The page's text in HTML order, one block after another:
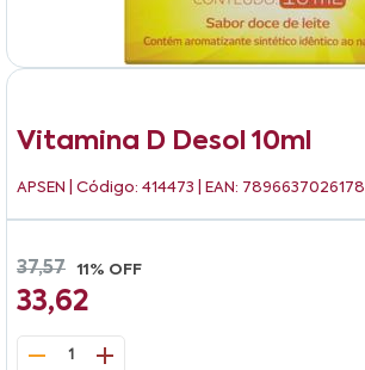
Vitamina D Desol 10ml
APSEN | Código: 414473 | EAN: 7896637026178
37,57 11% OFF
33,62
1